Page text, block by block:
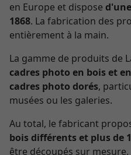
en Europe et dispose
1868. La fabrication des
entièrement à la main.
La gamme de produits de
cadres photo en bois et
cadres photo dorés,
musées ou les galeries.
Au total, le fabricant
bois différents et plus de
être découpés sur mesure.